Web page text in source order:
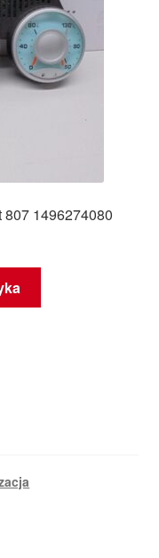
807 1496274080